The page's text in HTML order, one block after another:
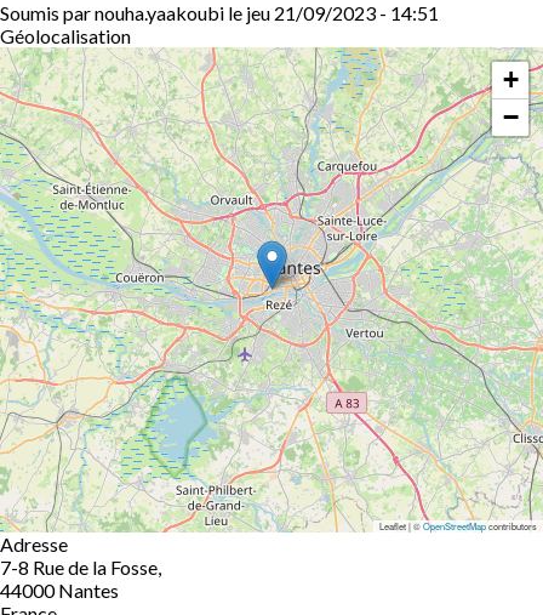
Soumis parnouha.yaakoubi le jeu 21/09/2023 - 14:51
Géolocalisation
+
−
Leaflet | ©OpenStreetMapcontributors
Adresse
7-8 Rue de la Fosse,
44000 Nantes